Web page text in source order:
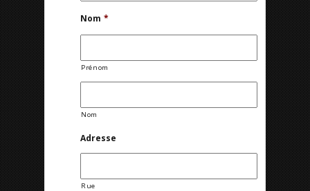
Nom *
Prénom
Nom
Adresse
Rue